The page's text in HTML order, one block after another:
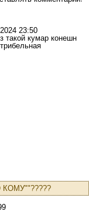
23:50
такой кумар конешн
КОМУ""?????